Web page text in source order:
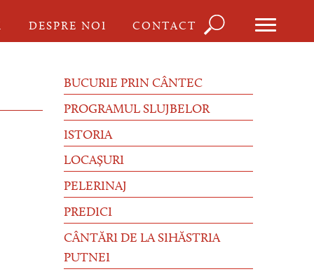
DESPRE NOI CONTACT
căutare
BUCURIE PRIN CÂNTEC
PROGRAMUL SLUJBELOR
ISTORIA
LOCAȘURI
PELERINAJ
PREDICI
CÂNTĂRI DE LA SIHĂSTRIA
PUTNEI